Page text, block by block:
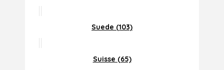
Suede (103)
Suisse (65)